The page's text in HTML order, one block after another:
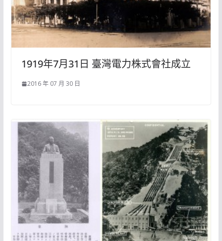
1919年7月31日 臺灣電力株式會社成立
2016 年 07 月 30 日